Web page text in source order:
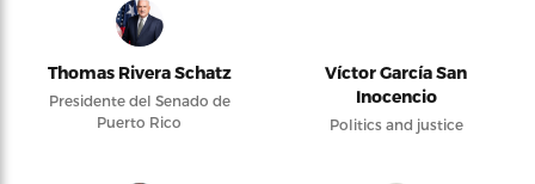
Thomas Rivera Schatz
Presidente del Senado de
Puerto Rico
Víctor García San
Inocencio
Politics and justice